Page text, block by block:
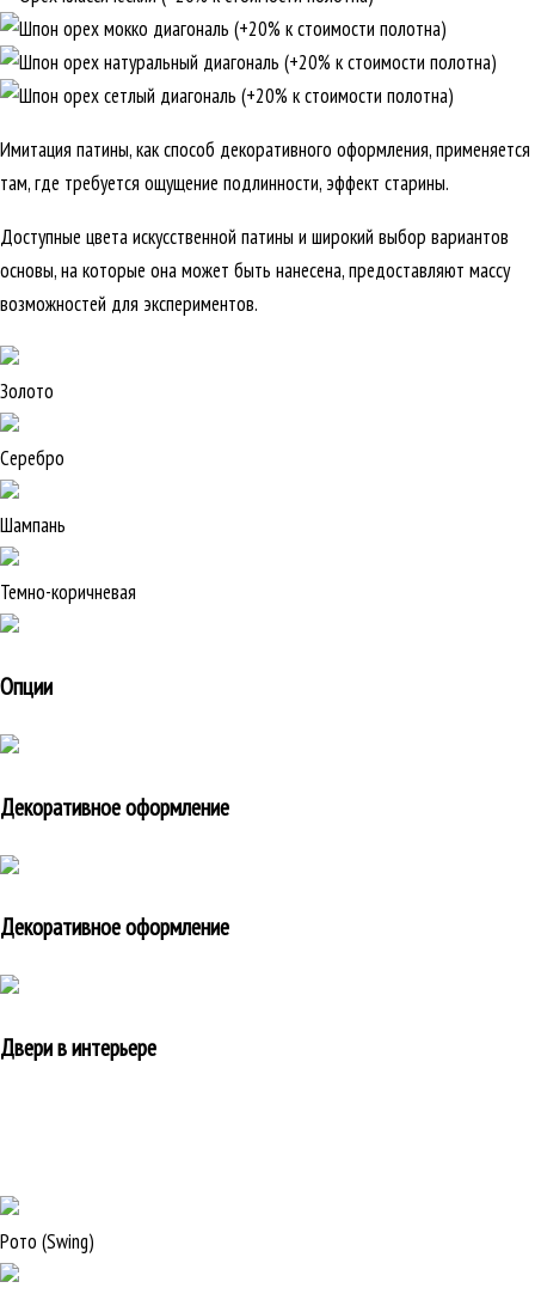
Имитация патины, как способ декоративного оформления, применяется
там, где требуется ощущение подлинности, эффект старины.
Доступные цвета искусственной патины и широкий выбор вариантов
основы, на которые она может быть нанесена, предоставляют массу
возможностей для экспериментов.
Золото
Серебро
Шампань
Темно-коричневая
Опции
Декоративное оформление
Декоративное оформление
Двери в интерьере
Рото (Swing)